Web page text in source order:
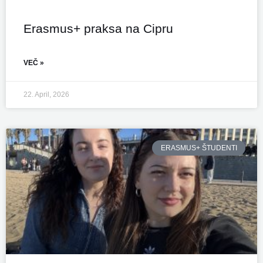
Erasmus+ praksa na Cipru
VEČ »
22. April, 2026
ERASMUS+ ŠTUDENTI